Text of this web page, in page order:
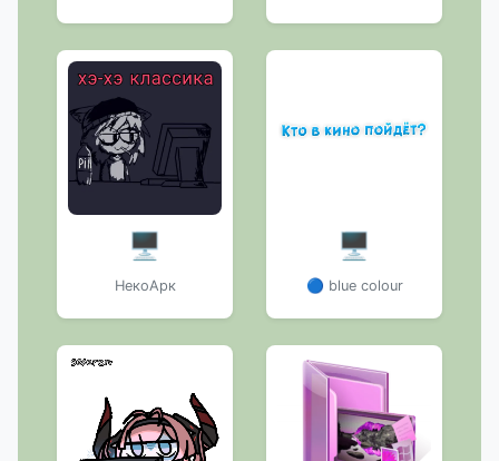
🖥️
НекоАрк
🖥️
🔵 blue colour